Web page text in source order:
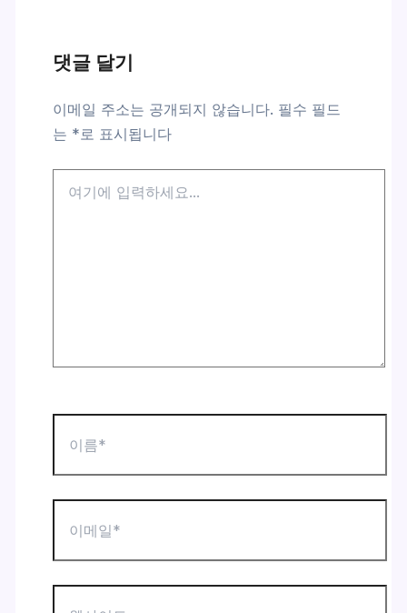
댓글 달기
이메일 주소는 공개되지 않습니다. 필수 필드
는 * 로 표시됩니다
*